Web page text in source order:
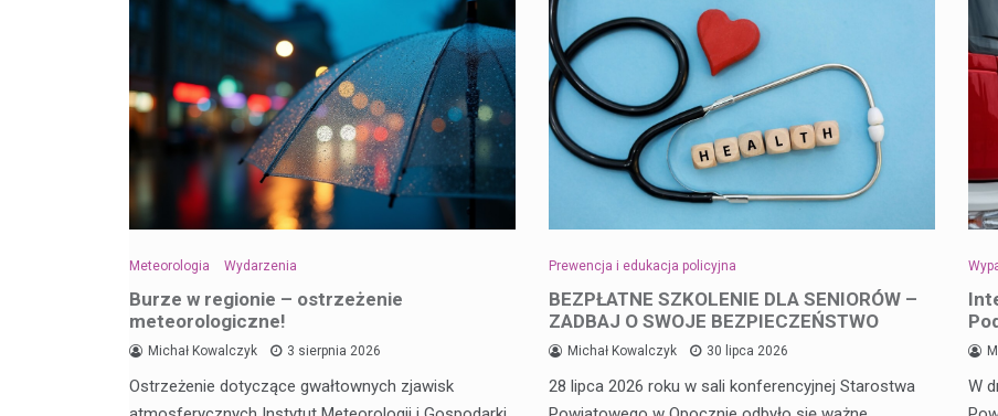
Meteorologia Wydarzenia
Burze w regionie – ostrzeżenie
meteorologiczne!
Michał Kowalczyk 3 sierpnia 2026
Ostrzeżenie dotyczące gwałtownych zjawisk
Prewencja i edukacja policyjna
BEZPŁATNE SZKOLENIE DLA SENIORÓW –
ZADBAJ O SWOJE BEZPIECZEŃSTWO
Michał Kowalczyk 30 lipca 2026
28 lipca 2026 roku w sali konferencyjnej Starostwa
W